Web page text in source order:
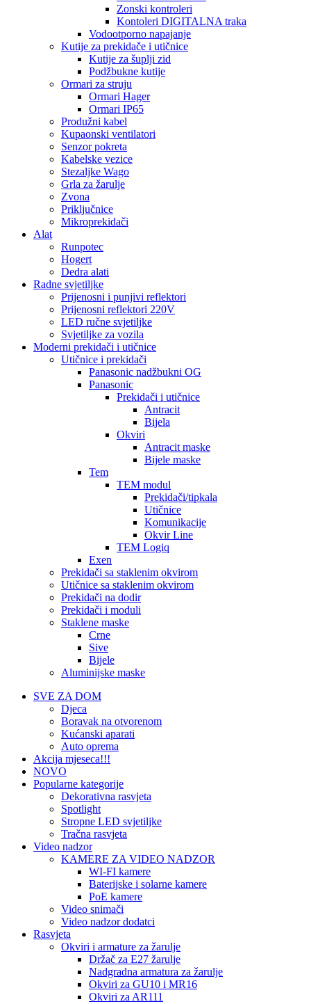
Zonski kontroleri
Kontoleri DIGITALNA traka
Vodootporno napajanje
Kutije za prekidače i utičnice
Kutije za šuplji zid
Podžbukne kutije
Ormari za struju
Ormari Hager
Ormari IP65
Produžni kabel
Kupaonski ventilatori
Senzor pokreta
Kabelske vezice
Stezaljke Wago
Grla za žarulje
Zvona
Priključnice
Mikroprekidači
Alat
Runpotec
Hogert
Dedra alati
Radne svjetiljke
Prijenosni i punjivi reflektori
Prijenosni reflektori 220V
LED ručne svjetiljke
Svjetiljke za vozila
Moderni prekidači i utičnice
Utičnice i prekidači
Panasonic nadžbukni OG
Panasonic
Prekidači i utičnice
Antracit
Bijela
Okviri
Antracit maske
Bijele maske
Tem
TEM modul
Prekidači/tipkala
Utičnice
Komunikacije
Okvir Line
TEM Logiq
Exen
Prekidači sa staklenim okvirom
Utičnice sa staklenim okvirom
Prekidači na dodir
Prekidači i moduli
Staklene maske
Crne
Sive
Bijele
Aluminijske maske
SVE ZA DOM
Djeca
Boravak na otvorenom
Kućanski aparati
Auto oprema
Akcija mjeseca!!!
NOVO
Popularne kategorije
Dekorativna rasvjeta
Spotlight
Stropne LED svjetiljke
Tračna rasvjeta
Video nadzor
KAMERE ZA VIDEO NADZOR
WI-FI kamere
Baterijske i solarne kamere
PoE kamere
Video snimači
Video nadzor dodatci
Rasvjeta
Okviri i armature za žarulje
Držač za E27 žarulje
Nadgradna armatura za žarulje
Okviri za GU10 i MR16
Okviri za AR111